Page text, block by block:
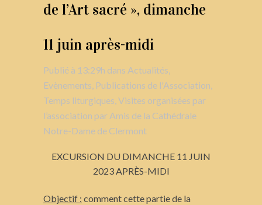
de l’Art sacré », dimanche
11 juin après-midi
Publié à 13:29h dans Actualités,
Evènements, Publications de l'Association,
Temps liturgiques,Visites organisées par
l’association par Amis de la Cathédrale
Notre-Dame de Clermont
EXCURSION DU DIMANCHE 11 JUIN
2023 APRÈS-MIDI
Objectif : comment cette partie de la